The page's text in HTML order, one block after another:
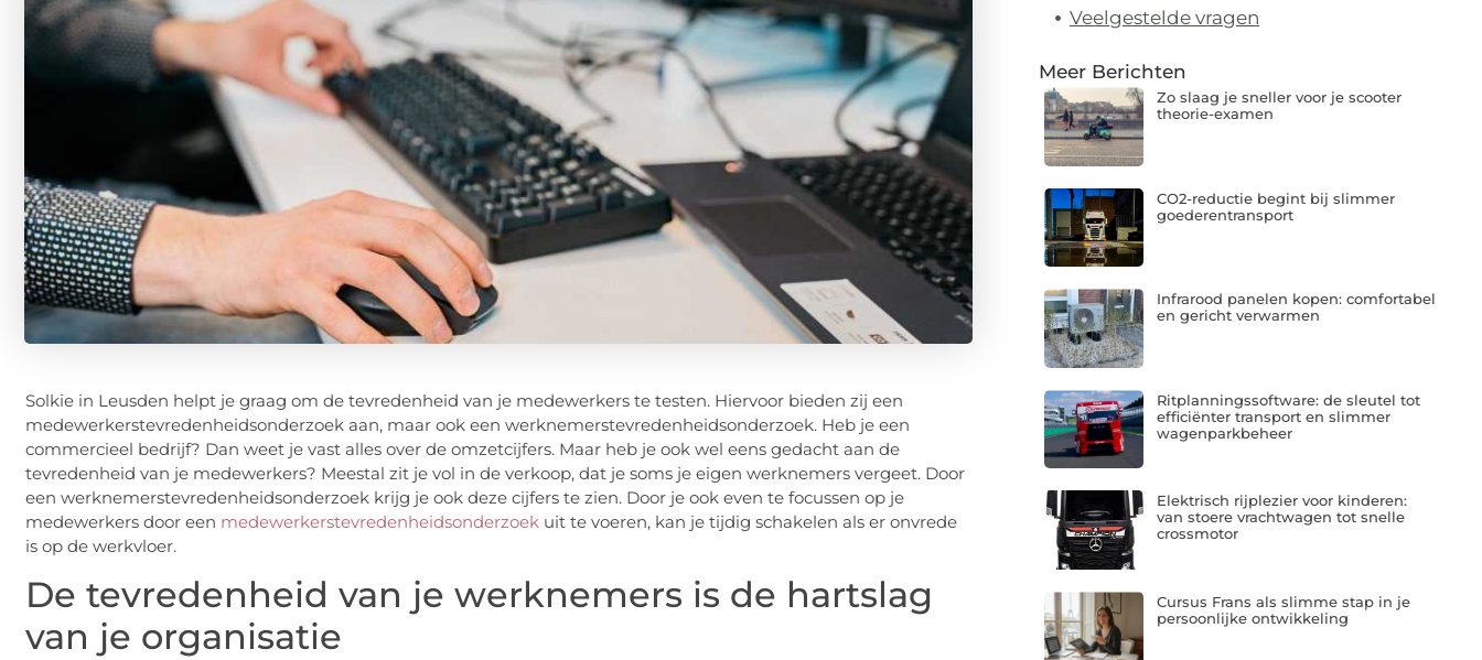
Solkie in Leusden helpt je graag om de tevredenheid van je medewerkers te testen. Hiervoor bieden zij een
medewerkerstevredenheidsonderzoek aan, maar ook een werknemerstevredenheidsonderzoek. Heb je een
commercieel bedrijf? Dan weet je vast alles over de omzetcijfers. Maar heb je ook wel eens gedacht aan de
tevredenheid van je medewerkers? Meestal zit je vol in de verkoop, dat je soms je eigen werknemers vergeet. Door
een werknemerstevredenheidsonderzoek krijg je ook deze cijfers te zien. Door je ook even te focussen op je
medewerkers door een medewerkerstevredenheidsonderzoek uit te voeren, kan je tijdig schakelen als er onvrede
is op de werkvloer.
De tevredenheid van je werknemers is de hartslag
van je organisatie
Veelgestelde vragen
Meer Berichten
Zo slaag je sneller voor je scooter
theorie-examen
CO2-reductie begint bij slimmer
goederentransport
Infrarood panelen kopen: comfortabel
en gericht verwarmen
Ritplanningssoftware: de sleutel tot
efficiënter transport en slimmer
wagenparkbeheer
Elektrisch rijplezier voor kinderen:
van stoere vrachtwagen tot snelle
crossmotor
Cursus Frans als slimme stap in je
persoonlijke ontwikkeling